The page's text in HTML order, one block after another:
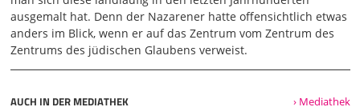
Menschen der Auferstehung sind sie Söhne Gottes. Das
aber die Toten auferstehen, hat schon Mose deutlich
gemacht. In der Geschichte vom Dornbusch nennt er den
Lebenden. Für ihn sind alle lebendig. Einige der
ausgemalt hat. Denn der Nazarener hatte offensichtlich etwas
anders im Blick, wenn er auf das Zentrum vom Zentrum des
Zentrums des jüdischen Glaubens verweist.
AUCH IN DER MEDIATHEK › Mediathek